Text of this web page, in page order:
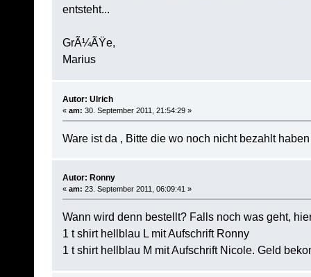
entsteht...
GrÃ¼ÃŸe,
Marius
Autor: Ulrich
« am: 30. September 2011, 21:54:29 »
Ware ist da , Bitte die wo noch nicht bezahlt
Autor: Ronny
« am: 23. September 2011, 06:09:41 »
Wann wird denn bestellt? Falls noch was geht,
1 t shirt hellblau L mit Aufschrift Ronny
1 t shirt hellblau M mit Aufschrift Nicole. Geld